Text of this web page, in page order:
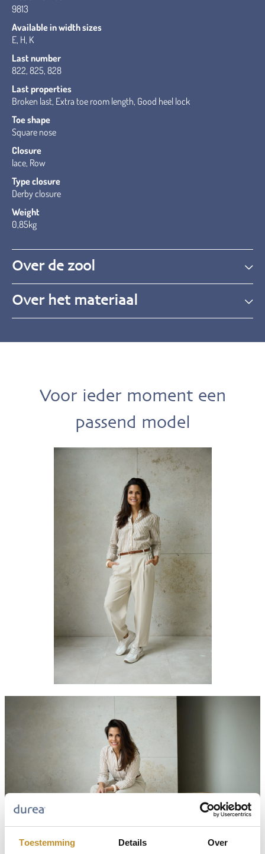
Toestemming Details Over
9813
Available in width sizes
E, H, K
Last number
822, 825, 828
Last properties
Broken last, Extra toe room length, Good heel lock
Toe shape
Square nose
Closure
lace, Row
Type closure
Derby closure
Weight
0,85kg
Over de zool
Over het materiaal
Voor ieder moment een
passend model